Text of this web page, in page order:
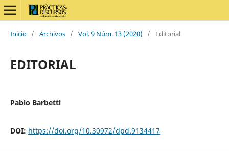
Inicio / Archivos / Vol. 9 Núm. 13 (2020) / Editorial
EDITORIAL
Pablo Barbetti
DOI: https://doi.org/10.30972/dpd.9134417